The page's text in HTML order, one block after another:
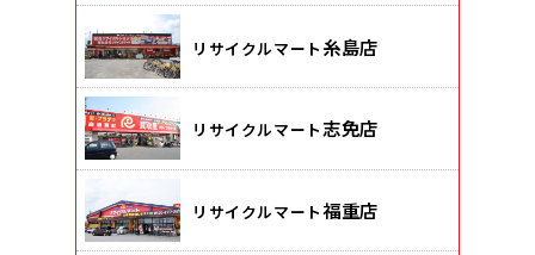
リサイクルマート 糸島店
リサイクルマート志免店
リサイクルマート福重店